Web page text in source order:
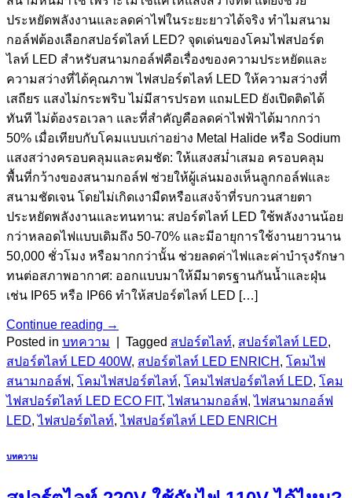
ประหยัดพลังงานและลดค่าไฟในระยะยาวได้จริง ทำไมสนาม
กอล์ฟต้องเลือกสปอร์ตไลท์ LED? จุดเด่นของโคมไฟสปอร์ต
ไลท์ LED สำหรับสนามกอล์ฟคือเรื่องของความประหยัดและ
ความสว่างที่ได้คุณภาพ ไฟสปอร์ตไลท์ LED ให้ความสว่างที่
เสถียร แสงไม่กระพริบ ไม่มีสารปรอท แถมLED ยังเปิดติดได้
ทันที ไม่ต้องรอเวลา และที่สำคัญคือลดค่าไฟฟ้าได้มากกว่า
50% เมื่อเทียบกับโคมแบบเก่าอย่าง Metal Halide หรือ Sodium
แสงสว่างครอบคลุมและคมชัด: ให้แสงสม่ำเสมอ ครอบคลุม
พื้นที่กว้างของสนามกอล์ฟ ช่วยให้ผู้เล่นมองเห็นลูกกอล์ฟและ
สนามชัดเจน โดยไม่เกิดเงามืดหรือแสงจ้าที่รบกวนสายตา
ประหยัดพลังงานและทนทาน: สปอร์ตไลท์ LED ใช้พลังงานน้อย
กว่าหลอดไฟแบบเดิมถึง 50-70% และมีอายุการใช้งานยาวนาน
50,000 ชั่วโมง หรือมากกว่านั้น ช่วยลดค่าไฟและค่าบำรุงรักษา
ทนต่อสภาพอากาศ: ออกแบบมาให้มีมาตรฐานกันน้ำและฝุ่น
เช่น IP65 หรือ IP66 ทำให้สปอร์ตไลท์ LED […]
Continue reading →
Posted in บทความ Tagged สปอร์ตไลท์, สปอร์ตไลท์ LED,
สปอร์ตไลท์ LED 400W, สปอร์ตไลท์ LED ENRICH , โคมไฟ
สนามกอล์ฟ, โคมไฟสปอร์ตไลท์, โคมไฟสปอร์ตไลท์ LED, โคม
ไฟสปอร์ตไลท์ LED ECO FIT,ไฟสนามกอล์ฟ,ไฟสนามกอล์ฟ
LED,ไฟสปอร์ตไลท์,ไฟสปอร์ตไลท์ LED ENRICH
บทความ